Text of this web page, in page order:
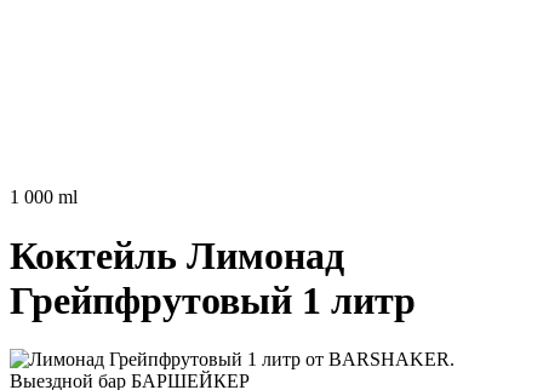
1 000 ml
Коктейль Лимонад
Грейпфрутовый 1 литр